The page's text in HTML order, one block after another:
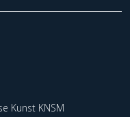
Kunst KNSM